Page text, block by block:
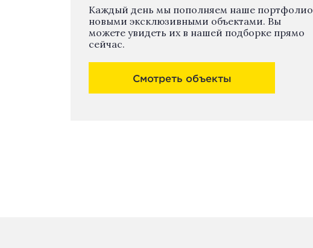
Каждый день мы пополняем наше портфолио
новыми эксклюзивными объектами. Вы
можете увидеть их в нашей подборке прямо
сейчас.
Смотреть объекты